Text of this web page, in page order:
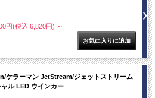
円(税込 6,820円) ～
ケラーマン JetStream/ジェットストリーム
ャル LED ウインカー